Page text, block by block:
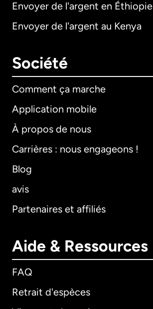
Envoyer de l'argent en Éthiopie
Envoyer de l'argent au Kenya
Société
Comment ça marche
Application mobile
À propos de nous
Carrières : nous engageons !
Blog
avis
Partenaires et affiliés
Aide & Ressources
FAQ
Retrait d'espèces